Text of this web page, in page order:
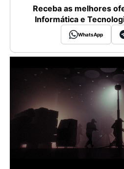
Receba as melhores
Informática e
WhatsApp